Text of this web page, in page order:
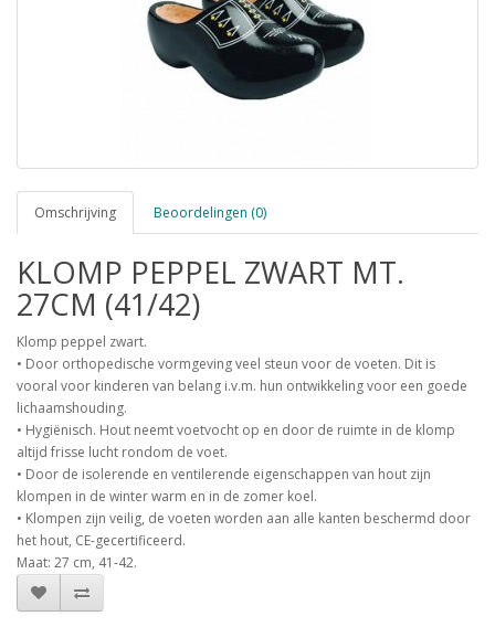
Omschrijving Beoordelingen (0)
KLOMP PEPPEL ZWART MT.
27CM (41/42)
Klomp peppel zwart.
• Door orthopedische vormgeving veel steun voor de voeten. Dit is
vooral voor kinderen van belang i.v.m. hun ontwikkeling voor een goede
lichaamshouding.
• Hygiënisch. Hout neemt voetvocht op en door de ruimte in de klomp
altijd frisse lucht rondom de voet.
• Door de isolerende en ventilerende eigenschappen van hout zijn
klompen in de winter warm en in de zomer koel.
• Klompen zijn veilig, de voeten worden aan alle kanten beschermd door
het hout, CE-gecertificeerd.
Maat: 27 cm, 41-42.